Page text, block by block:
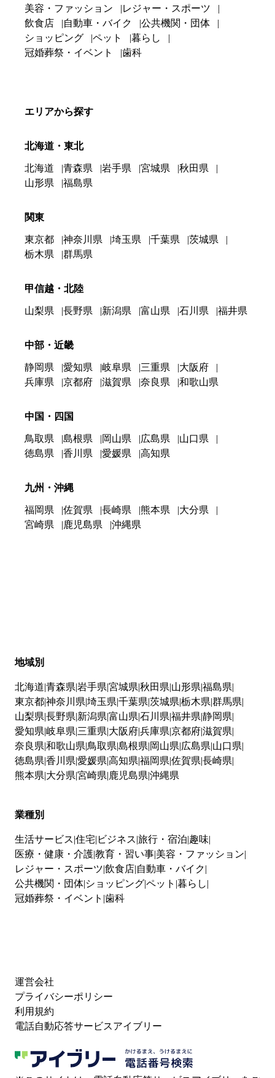
美容・ファッション
レジャー・スポーツ
飲食店
自動車・バイク
公共機関・団体
ショッピング
ペット
暮らし
冠婚葬祭・イベント
歯科
エリアから探す
北海道・東北
北海道 青森県 岩手県 宮城県
秋田県
山形県
福島県
関東
東京都 神奈川県 埼玉県 千葉県
茨城県
栃木県
群馬県
甲信越・北陸
山梨県 長野県 新潟県 富山県 石川県 福井県
中部・近畿
静岡県 愛知県 岐阜県 三重県
大阪府
兵庫県
京都府 滋賀県 奈良県 和歌山県
中国・四国
鳥取県 島根県 岡山県 広島県
山口県
徳島県
香川県 愛媛県 高知県
九州・沖縄
福岡県 佐賀県 長崎県 熊本県
大分県
宮崎県
鹿児島県 沖縄県
地域別
北海道 青森県 岩手県 宮城県 秋田県 山形県 福島県
東京都神奈川県 埼玉県 千葉県 茨城県 栃木県 群馬県
山梨県 長野県 新潟県 富山県 石川県 福井県 静岡県
愛知県 岐阜県 三重県 大阪府兵庫県 京都府滋賀県
奈良県 和歌山県 鳥取県 島根県 岡山県 広島県 山口県
徳島県 香川県 愛媛県 高知県 福岡県 佐賀県 長崎県
熊本県 大分県 宮崎県 鹿児島県 沖縄県
業種別
生活サービス 住宅 ビジネス 旅行・宿泊 趣味
医療・健康・介護教育・習い事 美容・ファッション
レジャー・スポーツ 飲食店 自動車・バイク
公共機関・団体 ショッピングペット 暮らし
冠婚葬祭・イベント 歯科
運営会社
プライバシーポリシー
利用規約
電話自動応答サービスアイブリー